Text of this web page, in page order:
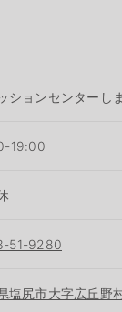
ションセンターし
19:00
51-9280
塩尻市大字広丘野